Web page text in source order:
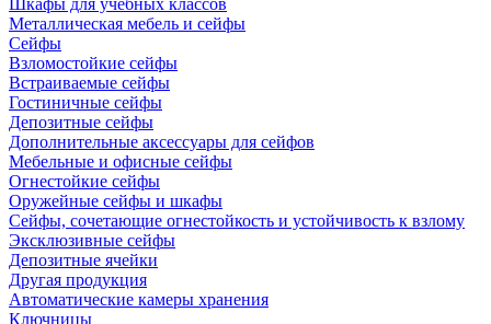
Шкафы для учебных классов
Металлическая мебель и сейфы
Сейфы
Взломостойкие сейфы
Встраиваемые сейфы
Гостиничные сейфы
Депозитные сейфы
Дополнительные аксессуары для сейфов
Мебельные и офисные сейфы
Огнестойкие сейфы
Оружейные сейфы и шкафы
Сейфы, сочетающие огнестойкость и устойчивость к взлому
Эксклюзивные сейфы
Депозитные ячейки
Другая продукция
Автоматические камеры хранения
Ключницы